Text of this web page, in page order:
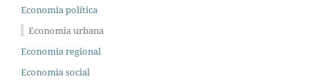
Economia política
Economia urbana
Economia regional
Economia social